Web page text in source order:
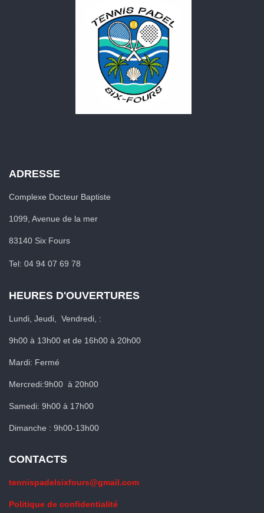
ADRESSE
Complexe Docteur Baptiste
1099, Avenue de la mer
83140 Six Fours
Tel: 04 94 07 69 78
HEURES D'OUVERTURES
Lundi, Jeudi, Vendredi, :
9h00 à 13h00 et de 16h00 à 20h00
Mardi: Fermé
Mercredi:9h00 à 20h00
Samedi: 9h00 à 17h00
Dimanche : 9h00-13h00
CONTACTS
tennispadelsixfours@gmail.com
Politique de confidentialité